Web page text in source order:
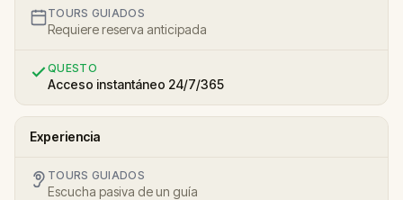
TOURS GUIADOS
Requiere reserva anticipada
QUESTO
Acceso instantáneo 24/7/365
Experiencia
TOURS GUIADOS
Escucha pasiva de un guía